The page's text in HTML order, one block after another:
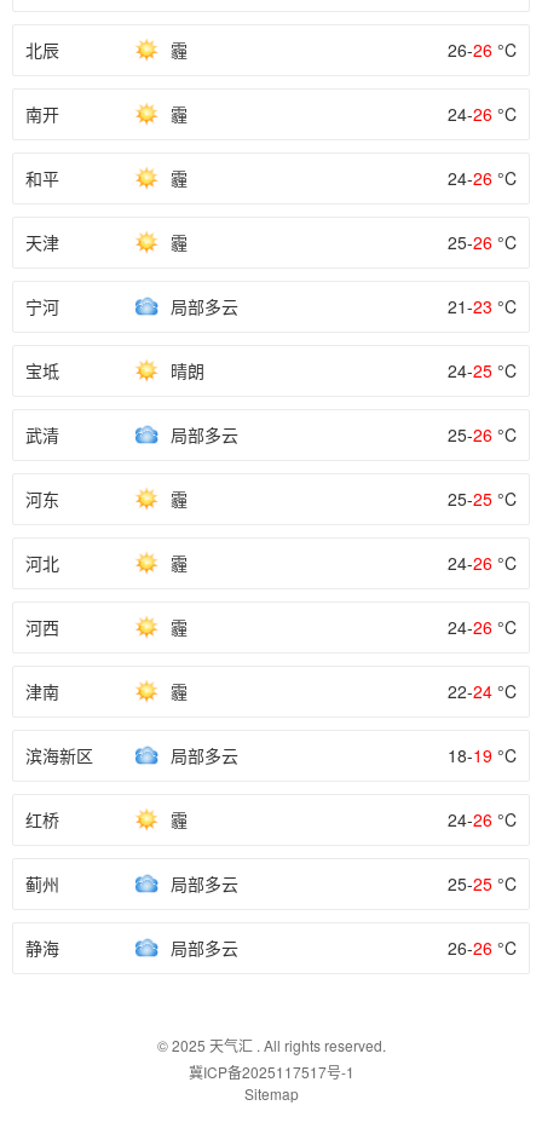
北辰 霾 26-26 °C
南开 霾 24-26 °C
和平 霾 24-26 °C
天津 霾 25-26 °C
宁河 局部多云 21-23 °C
宝坻 晴朗 24-25 °C
武清 局部多云 25-26 °C
河东 霾 25-25 °C
河北 霾 24-26 °C
河西 霾 24-26 °C
津南 霾 22-24 °C
滨海新区 局部多云 18-19 °C
红桥 霾 24-26 °C
蓟州 局部多云 25-25 °C
静海 局部多云 26-26 °C
© 2025 天气汇. All rights reserved.
冀ICP备2025117517号-1
Sitemap